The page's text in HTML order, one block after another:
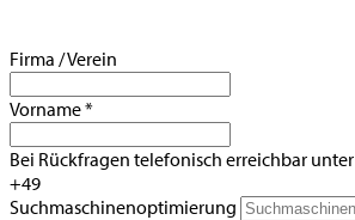
Firma / Verein
Vorname*
Bei Rückfragen telefonisch erreichbar unter
+49
Suchmaschinenoptimierung